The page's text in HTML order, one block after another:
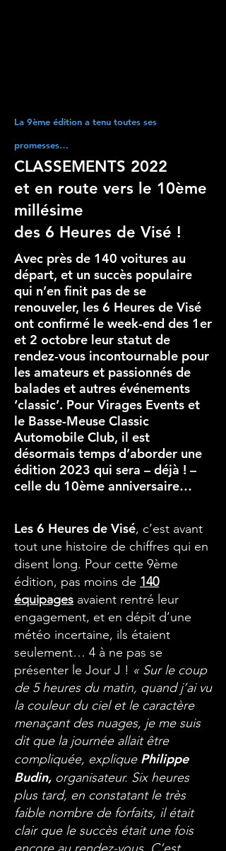
La 9ème édition a tenu toutes ses
promesses…
CLASSEMENTS 2022
et en route vers le 10ème
millésime
des 6 Heures de Visé !
Avec près de 140 voitures au
départ, et un succès populaire
qui n’en finit pas de se
renouveler, les 6 Heures de Visé
ont confirmé le week-end des 1er
et 2 octobre leur statut de
rendez-vous incontournable pour
les amateurs et passionnés de
balades et autres événements
‘classic’. Pour Virages Events et
le Basse-Meuse Classic
Automobile Club, il est
désormais temps d’aborder une
édition 2023 qui sera – déjà ! –
celle du 10ème anniversaire…
Les 6 Heures de Visé, c’est avant
tout une histoire de chiffres qui en
disent long. Pour cette 9ème
édition, pas moins de 140
équipages avaient rentré leur
engagement, et en dépit d’une
météo incertaine, ils étaient
seulement… 4 à ne pas se
présenter le Jour J ! « Sur le coup
de 5 heures du matin, quand j’ai vu
la couleur du ciel et le caractère
menaçant des nuages, je me suis
dit que la journée allait être
compliquée, explique Philippe
Budin, organisateur. Six heures
plus tard, en constatant le très
faible nombre de forfaits, il était
clair que le succès était une fois